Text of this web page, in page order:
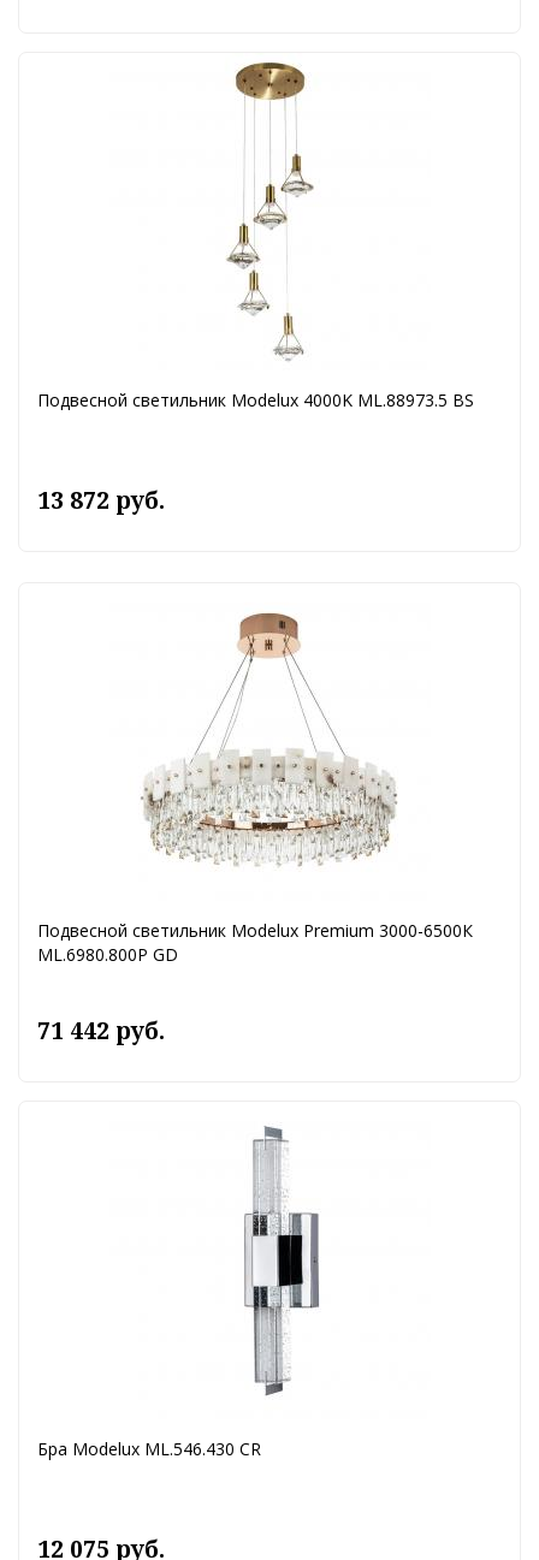
Подвесной светильник Modelux 4000K ML.88973.5 BS
13 872 руб.
Подвесной светильник Modelux Premium 3000-6500К
ML.6980.800P GD
71 442 руб.
Бра Modelux ML.546.430 CR
12 075 руб.